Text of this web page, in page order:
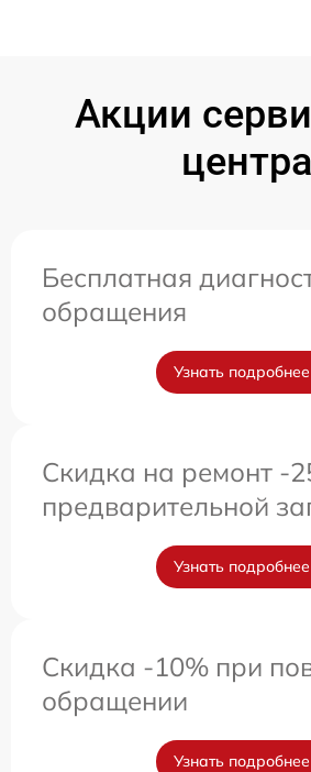
Акции
центра
Бесплатная
обращения
Узнать подробнее
Скидка на ремонт -
предварительной
Узнать подробнее
Скидка -10% при
обращении
Узнать подробнее